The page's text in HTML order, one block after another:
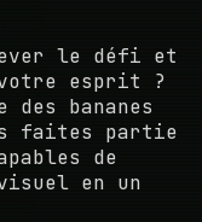
le défi et
esprit ?
des bananes
faites partie
de
en un